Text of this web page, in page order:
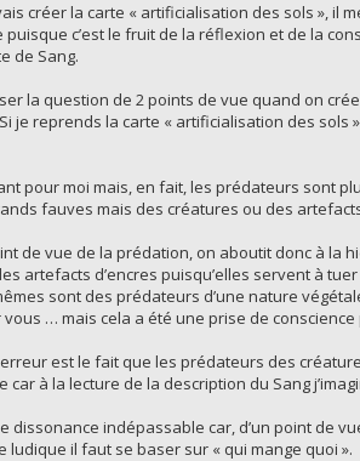
créer la carte « artificialisation des sols », il
puisque c’est le fruit de la réflexion et de la
de Sang.
la question de 2 points de vue quand on
je reprends la carte « artificialisation des sols
pour moi mais, en fait, les prédateurs sont
fauves mais des créatures ou des
de vue de la prédation, on aboutit donc à la
artefacts d’encres puisqu’elles servent à
sont des prédateurs d’une nature
… mais cela a été une prise de conscience
erreur est le fait que les prédateurs des
car à la lecture de la description du Sang
dissonance indépassable car, d’un point de
ludique il faut se baser sur « qui mange quoi ».